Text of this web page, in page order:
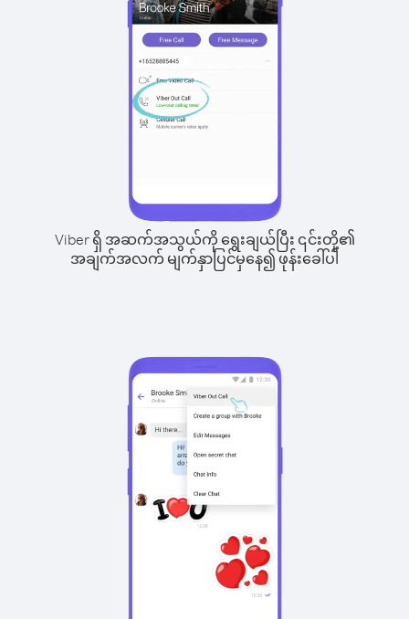
Viber ရှိ အဆက်အသွယ်ကို ရွေးချယ်ပြီး ၎င်းတို့၏
အချက်အလက် မျက်နှာပြင်မှနေ၍ ဖုန်းခေါ်ပါ